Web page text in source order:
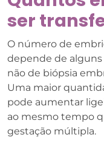
ser
O número de
depende de alguns
não de biópsia
Uma maior
pode aumentar
ao mesmo tempo
gestação múltipla.